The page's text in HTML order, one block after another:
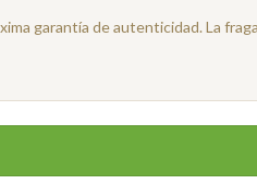
garantía de autenticidad. La